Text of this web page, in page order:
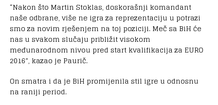
“Nakon što Martin Stoklas, doskorašnji komandant
naše odbrane, više ne igra za reprezentaciju u potrazi
smo za novim rješenjem na toj poziciji. Meč sa BiH će
nas u svakom slučaju približit visokom
međunarodnom nivou pred start kvalifikacija za EURO
2016”, kazao je Paurič.
On smatra i da je BiH promijenila stil igre u odnosnu
na raniji period.